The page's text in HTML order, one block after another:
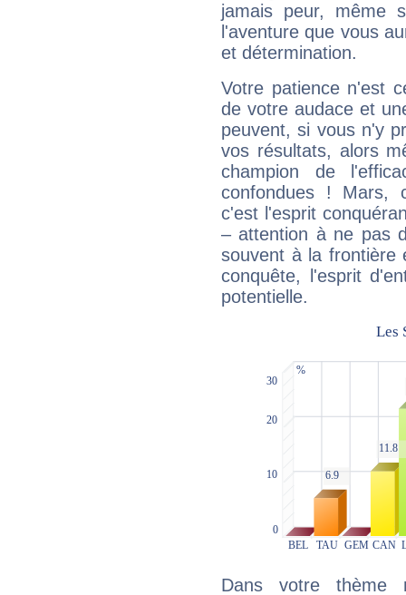
jamais peur, même
l'aventure que vous
et détermination.
Votre patience n'est
de votre audace et
peuvent, si vous n'y
vos résultats, alors
champion de
confondues ! Mars,
c'est l'esprit
– attention à ne pas
souvent à la frontière
conquête, l'esprit
potentielle.
Dans votre thème